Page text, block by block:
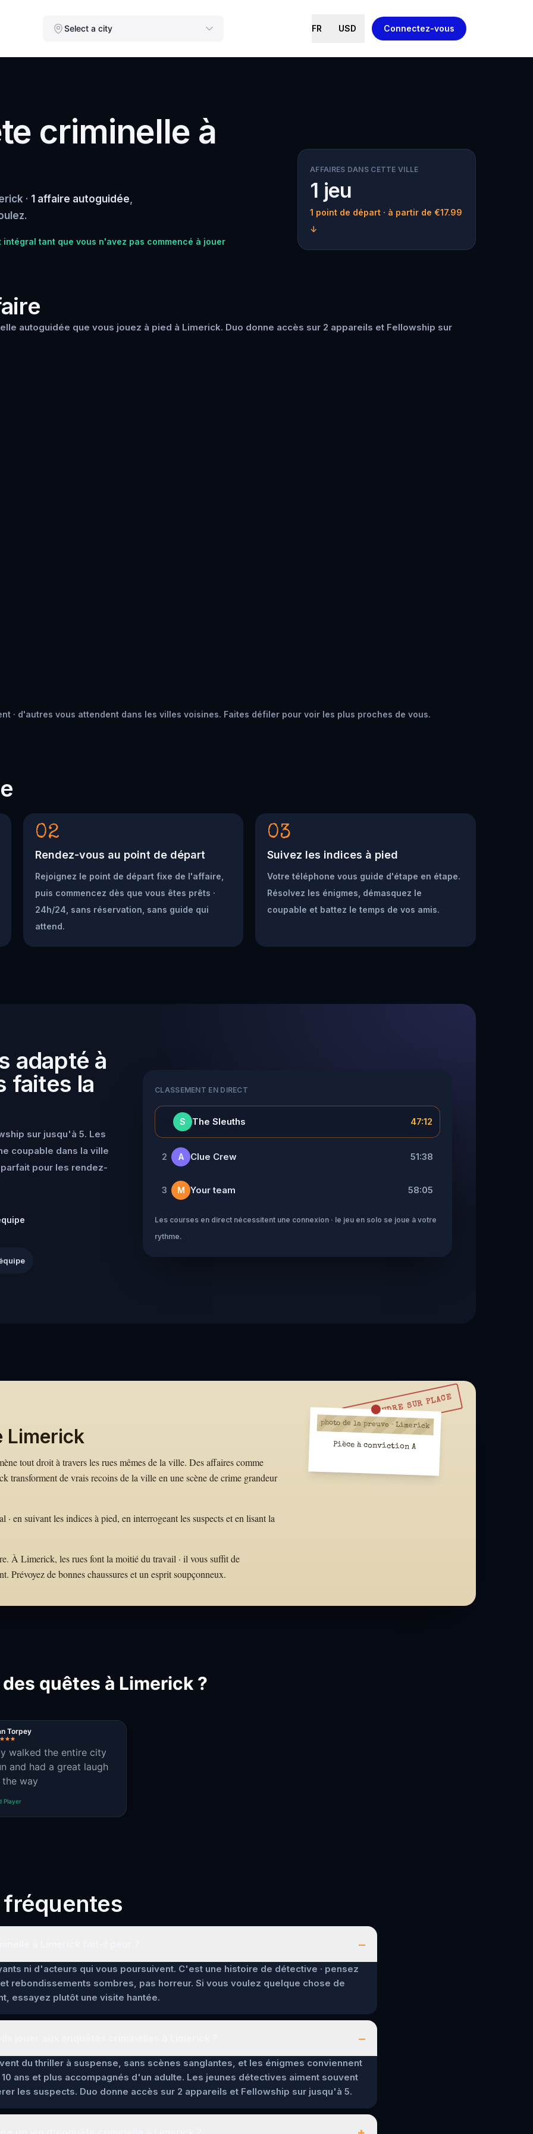
Select a city FR USD Connectez-vous
criminelle à
· 1 affaire autoguidée,
intégral tant que vous n'avez pas commencé à jouer
AFFAIRES DANS CETTE VILLE
1 jeu
1 point de départ · à partir de €17.99
↓
autoguidée que vous jouez à pied à Limerick. Duo donne accès sur 2 appareils et Fellowship sur
· d'autres vous attendent dans les villes voisines. Faites défiler pour voir les plus proches de vous.
02
Rendez-vous au point de départ
Rejoignez le point de départ fixe de l'affaire,
puis commencez dès que vous êtes prêts ·
24h/24, sans réservation, sans guide qui
attend.
03
Suivez les indices à pied
Votre téléphone vous guide d'étape en étape.
Résolvez les énigmes, démasquez le
coupable et battez le temps de vos amis.
adapté à
faites la
sur jusqu'à 5. Les
coupable dans la ville
pour les rendez-
CLASSEMENT EN DIRECT
S The Sleuths 47:12
2 A Clue Crew 51:38
3 M Your team 58:05
Les courses en direct nécessitent une connexion · le jeu en solo se joue à votre
rythme.
À RÉSOUDRE SUR PLACE
Limerick
tout droit à travers les rues mêmes de la ville. Des affaires comme
de vrais recoins de la ville en une scène de crime grandeur
en suivant les indices à pied, en interrogeant les suspects et en lisant la
À Limerick, les rues font la moitié du travail · il vous suffit de
Prévoyez de bonnes chaussures et un esprit soupçonneux.
photo de la preuve · Limerick
Pièce à conviction A
quêtes à Limerick ?
Torpey
walked the entire city
and had a great laugh
the way
Player
–
ni d'acteurs qui vous poursuivent. C'est une histoire de détective · pensez
rebondissements sombres, pas horreur. Si vous voulez quelque chose de
essayez plutôt une visite hantée.
–
du thriller à suspense, sans scènes sanglantes, et les énigmes conviennent
ans et plus accompagnés d'un adulte. Les jeunes détectives aiment souvent
les suspects. Duo donne accès sur 2 appareils et Fellowship sur jusqu'à 5.